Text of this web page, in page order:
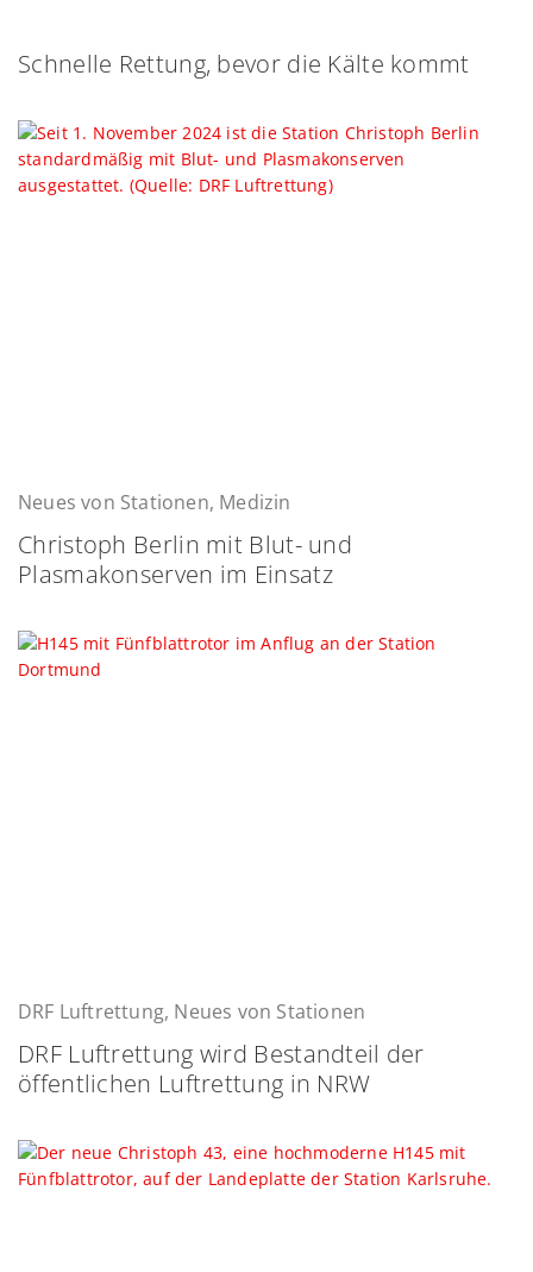
Schnelle Rettung, bevor die Kälte kommt
Neues von Stationen, Medizin
Christoph Berlin mit Blut- und
Plasmakonserven im Einsatz
DRF Luftrettung, Neues von Stationen
DRF Luftrettung wird Bestandteil der
öffentlichen Luftrettung in NRW